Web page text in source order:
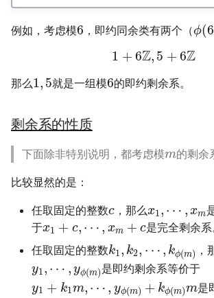
例如，考虑模6 ，即约同余类有两个（ϕ(6
1 + 6Z, 5 + 6Z
那么1, 5就是一组模6的即约剩余系。
剩余系的性质
下面除非特别说明，都考虑模m的剩余
比较显然的是：
任取固定的整数c ，那么x1, ⋯ , xm
于x1 + c, ⋯ , xm + c是完全剩余系
任取固定的整数k1, k2, ⋯ , kϕ(m) ，
y1, ⋯ , yϕ(m)是即约剩余系等价于
y1 + k1m, ⋯ , yϕ(m) + kϕ(m)m是